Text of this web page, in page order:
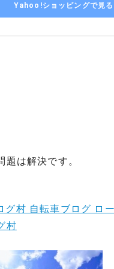
Yahoo!ショッピングで見る
題は解決です。
村